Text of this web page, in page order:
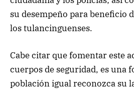
su desempeño para beneficio
los tulancinguenses.
Cabe citar que fomentar este
cuerpos de seguridad, es una
población igual reconozca su